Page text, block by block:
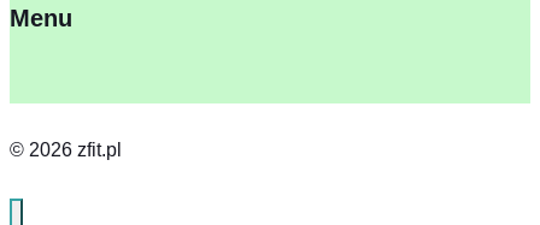
Menu
© 2026 zfit.pl